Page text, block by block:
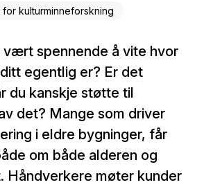
for kulturminneforskning
spennende å vite hvor
egentlig er? Er det
du kanskje støtte til
det? Mange som driver
i eldre bygninger, får
om både alderen og
Håndverkere møter kunder